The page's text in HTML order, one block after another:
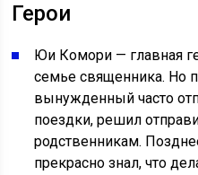
Герои
Юи Комори — главная
семье священника. Но
вынужденный часто
поездки, решил
родственникам.
прекрасно знал, что